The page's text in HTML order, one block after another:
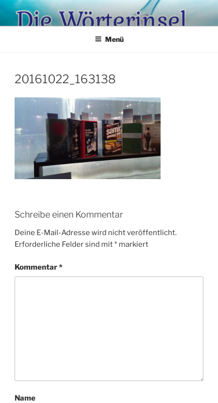
Zum
Inhalt
springen
Menü
20161022_163138
Schreibe einen Kommentar
Deine E-Mail-Adresse wird nicht veröffentlicht.
Erforderliche Felder sind mit* markiert
Kommentar*
Name